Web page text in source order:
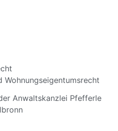
Anwaltskanzlei Pfefferle